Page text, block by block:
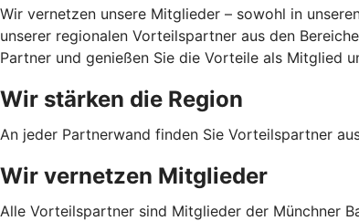
Wir vernetzen unsere Mitglieder – sowohl in
unserer regionalen Vorteilspartner aus den
Partner und genießen Sie die Vorteile als Mitglied
Wir stärken die Region
An jeder Partnerwand finden Sie Vorteilspartner
Wir vernetzen Mitglieder
Alle Vorteilspartner sind Mitglieder der Münchner